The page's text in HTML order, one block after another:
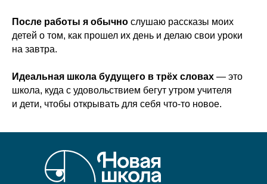
После работы я обычно слушаю рассказы моих
детей о том, как прошел их день и делаю свои уроки
на завтра.
Идеальная школа будущего в трёх словах — это
школа, куда с удовольствием бегут утром учителя
и дети, чтобы открывать для себя что-то новое.